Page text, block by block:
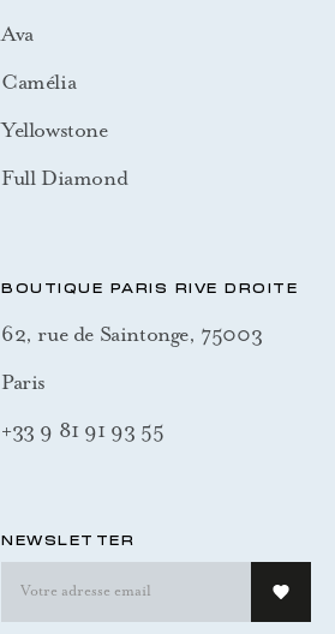
Ava
Camélia
Yellowstone
Full Diamond
BOUTIQUE PARIS RIVE DROITE
62, rue de Saintonge, 75003
Paris
+33 9 81 91 93 55
NEWSLETTER